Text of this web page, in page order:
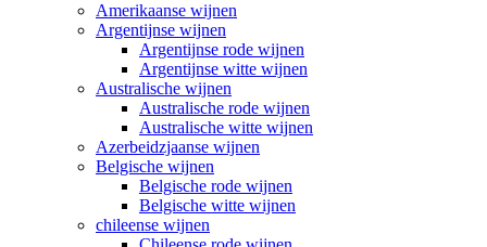
Amerikaanse wijnen
Argentijnse wijnen
Argentijnse rode wijnen
Argentijnse witte wijnen
Australische wijnen
Australische rode wijnen
Australische witte wijnen
Azerbeidzjaanse wijnen
Belgische wijnen
Belgische rode wijnen
Belgische witte wijnen
chileense wijnen